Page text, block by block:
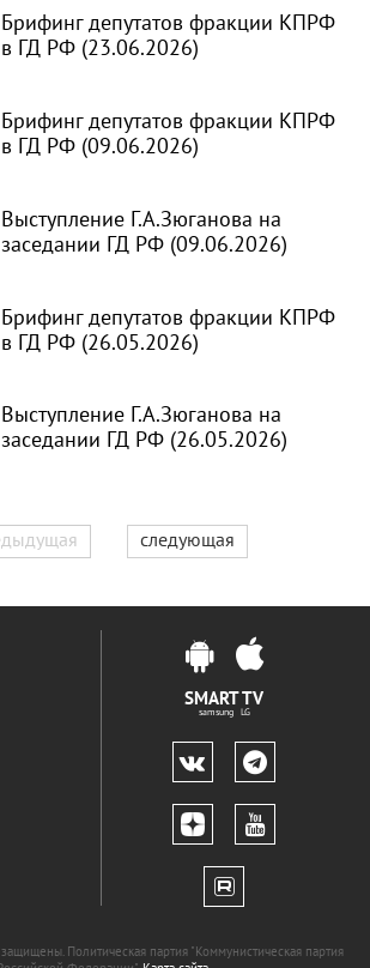
Брифинг депутатов фракции КПРФ
в ГД РФ (23.06.2026)
Брифинг депутатов фракции КПРФ
в ГД РФ (09.06.2026)
Выступление Г.А.Зюганова на
заседании ГД РФ (09.06.2026)
Брифинг депутатов фракции КПРФ
в ГД РФ (26.05.2026)
Выступление Г.А.Зюганова на
заседании ГД РФ (26.05.2026)
следующая
SMART TV
samsung LG
Политическая партия "Коммунистическая партия